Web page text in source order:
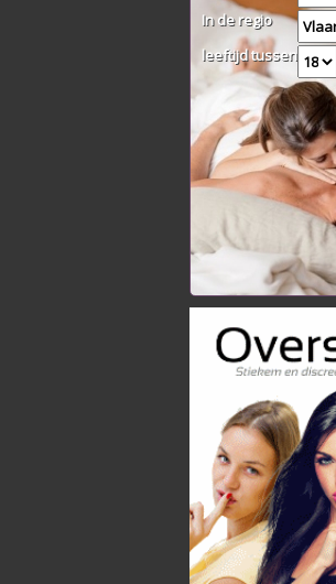
In de regio
leeftijd tussen